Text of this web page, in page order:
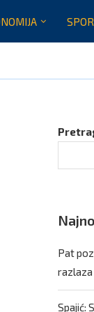
Pat
razlaza
Spajić: